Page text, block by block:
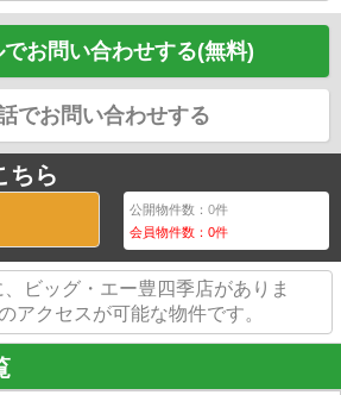
でお問い合わせする(無料)
でお問い合わせする
ちら
公開物件数：0件
会員物件数：0件
ビッグ・エー豊四季店がありま
アクセスが可能な物件です。